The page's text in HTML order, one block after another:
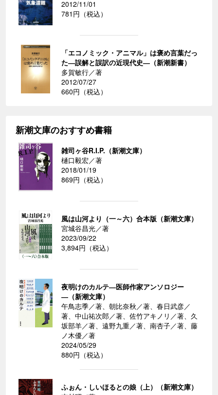
2012/11/01
781円（税込）
「エコノミック・アニマル」は褒め言葉だっ
た―誤解と誤訳の近現代史―（新潮新書）
多賀敏行／著
2012/07/27
660円（税込）
新潮文庫のおすすめ書籍
雑司ヶ谷R.I.P.（新潮文庫）
樋口毅宏／著
2018/01/19
869円（税込）
風は山河より（一～六）合本版（新潮文庫）
宮城谷昌光／著
2023/09/22
3,894円（税込）
夜明けのカルテ―医師作家アンソロジー
―（新潮文庫）
午鳥志季／著、朝比奈秋／著、春日武彦／
著、中山祐次郎／著、佐竹アキノリ／著、久
坂部羊／著、遠野九重／著、南杏子／著、藤
ノ木優／著
2024/05/29
880円（税込）
ふぉん・しいほるとの娘（上）（新潮文庫）